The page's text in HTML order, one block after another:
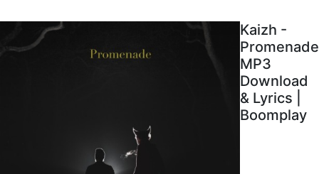
Kaizh -
Promenade
MP3
Download
& Lyrics |
Boomplay